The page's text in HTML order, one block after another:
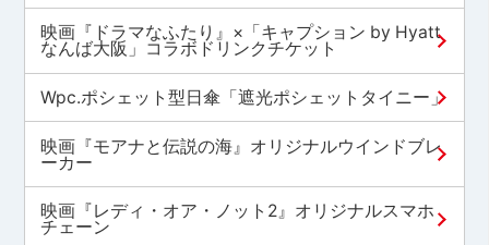
映画『ドラマなふたり』×「キャプション by Hyatt
なんば大阪」コラボドリンクチケット
Wpc.ポシェット型日傘「遮光ポシェットタイニー」
映画『モアナと伝説の海』オリジナルウインドブレ
ーカー
映画『レディ・オア・ノット2』オリジナルスマホ
チェーン